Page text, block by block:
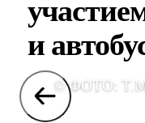
и
© ФОТО: